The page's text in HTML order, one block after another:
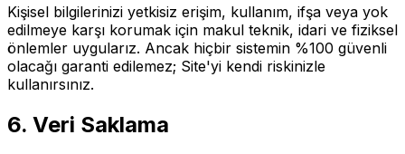
Kişisel bilgilerinizi yetkisiz erişim, kullanım, ifşa veya yok
edilmeye karşı korumak için makul teknik, idari ve fiziksel
önlemler uygularız. Ancak hiçbir sistemin %100 güvenli
olacağı garanti edilemez; Site'yi kendi riskinizle
kullanırsınız.
6. Veri Saklama